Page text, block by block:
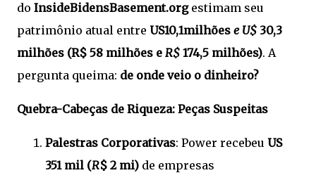
do InsideBidensBasement.orgestimam seu
patrimônio atual entre US10,1milhões e U$ 30,3
milhões (R$ 58 milhões e R$ 174,5 milhões). A
pergunta queima: de onde veio o dinheiro?
Quebra-Cabeças de Riqueza: Peças Suspeitas
Palestras Corporativas: Power recebeu US
351 mil (R$ 2 mi) de empresas